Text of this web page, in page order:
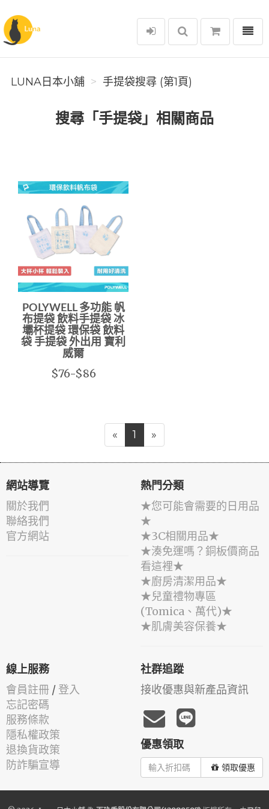
Luna日本小舖
選單
LUNA日本小舖 手提袋搜尋 (第1頁)
搜尋「手提袋」相關商品
POLYWELL 多功能 帆
布提袋 飲料手提袋 冰
壩杯提袋 環保袋 飲料
袋 手提袋 外出用 寶利
威爾
$76-$86
« 1 »
網站導覽
關於我們
聯絡我們
官方網站
熱門分類
★您可能會需要的日用品
★
★3C相關用品★
★湊免運嗎？銅板價商品
看這裡★
★廚房清潔用品★
★兒童禮物專區
(Tomica、萬代)★
★肌膚美容保養★
線上服務
會員註冊 / 登入
忘記密碼
服務條款
隱私權政策
退換貨政策
防詐騙宣導
社群追蹤
接收優惠與新產品資訊
優惠領取
領取優惠